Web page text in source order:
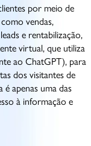
por meio de
vendas,
e rentabilização,
virtual, que utiliza
ao ChatGPT), para
dos visitantes de
apenas uma das
à informação e